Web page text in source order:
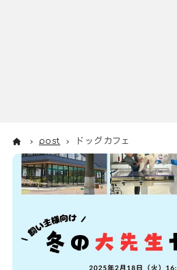
post ドッグカフェ